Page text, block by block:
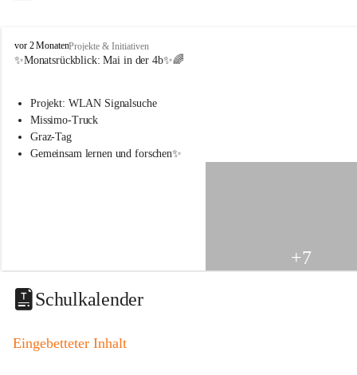
V
o
s
s
c
i
t
a
o
vor 2 MonatenProjekte & Initiativen
✨Monatsrückblick: Mai in der 4b✨🌈
Projekt: WLAN Signalsuche
Missimo-Truck
Graz-Tag
Gemeinsam lernen und forschen✨
+7
Schulkalender
Eingebetteter Inhalt